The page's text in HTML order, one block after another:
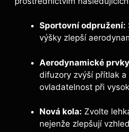
Sportovní odpružení:
výšky zlepší
Aerodynamické
difuzory zvýší přítlak a
ovladatelnost při
Nová kola: Zvolte
nejenže zlepšují